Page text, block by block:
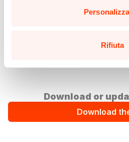
cliccando sul pulsante in basso
Rifiuta
Download or
Download